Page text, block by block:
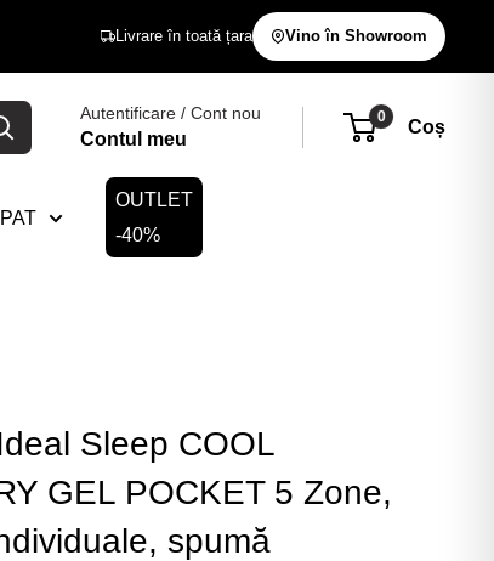
Livrare în toată țara Vino în Showroom
Autentificare / Cont nou
Contul meu
0
Coș
OUTLET
-40%
Sleep COOL
GEL POCKET 5 Zone,
spumă